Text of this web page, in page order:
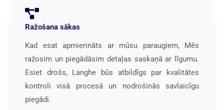
Ražošana sākas
Kad esat apmierināts ar mūsu paraugiem, Mēs
ražosim un piegādāsim detaļas saskaņā ar līgumu.
Esiet drošs, Langhe būs atbildīgs par kvalitātes
kontroli visā procesā un nodrošinās savlaicīgu
piegādi.